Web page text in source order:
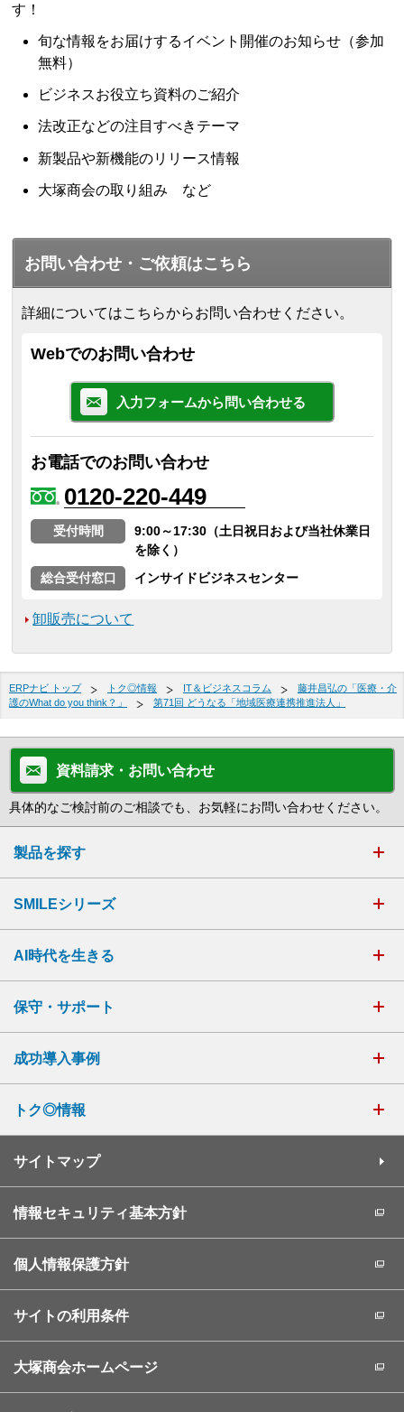
す！
旬な情報をお届けするイベント開催のお知らせ（参加
無料）
ビジネスお役立ち資料のご紹介
法改正などの注目すべきテーマ
新製品や新機能のリリース情報
大塚商会の取り組み など
お問い合わせ・ご依頼はこちら
詳細についてはこちらからお問い合わせください。
Webでのお問い合わせ
入力フォームから問い合わせる
お電話でのお問い合わせ
0120-220-449
受付時間
9:00～17:30（土日祝日および当社休業日
を除く）
総合受付窓口
インサイドビジネスセンター
卸販売について
ERPナビ トップ トク◎情報 IT＆ビジネスコラム
藤井昌弘の「医療・介
護のWhat do you think？」
第71回 どうなる「地域医療連携推進法人」
資料請求・お問い合わせ
具体的なご検討前のご相談でも、お気軽にお問い合わせください。
製品を探す
SMILEシリーズ
AI時代を生きる
保守・サポート
成功導入事例
トク◎情報
サイトマップ
情報セキュリティ基本方針
個人情報保護方針
サイトの利用条件
大塚商会ホームページ